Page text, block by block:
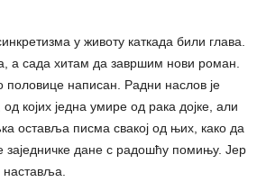
у животу каткада били глава.
а сада хитам да завршим нови роман.
половице написан. Радни наслов је
којих једна умире од рака дојке, али
оставља писма свакој од њих, како да
заједничке дане с радошћу помињу. Јер
наставља.